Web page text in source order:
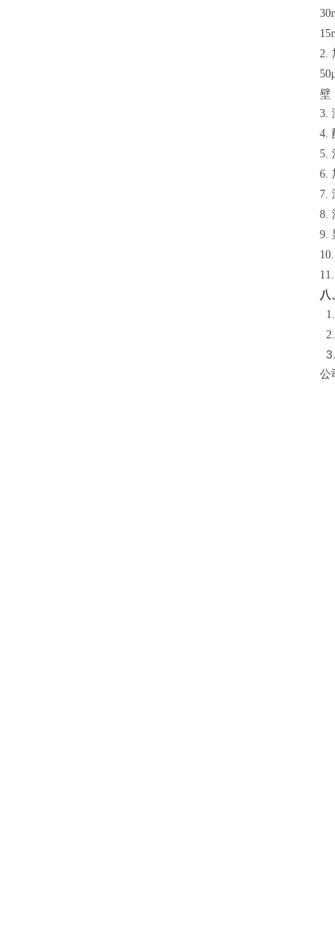
2.
壁
3.
4.
5.
6.
7.
8.
9.
10.
11.
八
1.
2.
公